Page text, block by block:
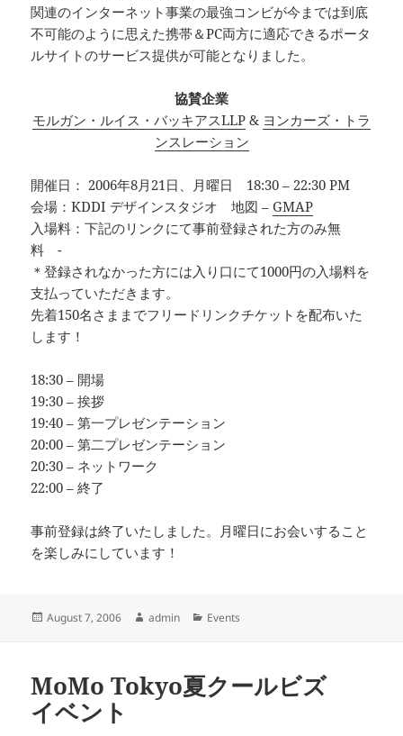
関連のインターネット事業の最強コンビが今までは到底
不可能のように思えた携帯＆PC両方に適応できるポータ
ルサイトのサービス提供が可能となりました。
協賛企業
モルガン・ルイス・バッキアスLLP & ヨンカーズ・トラ
ンスレーション
開催日： 2006年8月21日、月曜日 18:30 – 22:30 PM
会場：KDDI デザインスタジオ 地図 –GMAP
入場料：下記のリンクにて事前登録された方のみ無
料 -
＊登録されなかった方には入り口にて1000円の入場料を
支払っていただきます。
先着150名さままでフリードリンクチケットを配布いた
します！
18:30 – 開場
19:30 – 挨拶
19:40 – 第一プレゼンテーション
20:00 – 第二プレゼンテーション
20:30 – ネットワーク
22:00 – 終了
事前登録は終了いたしました。月曜日にお会いすること
を楽しみにしています！
Posted
August 7, 2006 Author
admin Categories
Events
MoMo Tokyo夏クールビズ
イベント